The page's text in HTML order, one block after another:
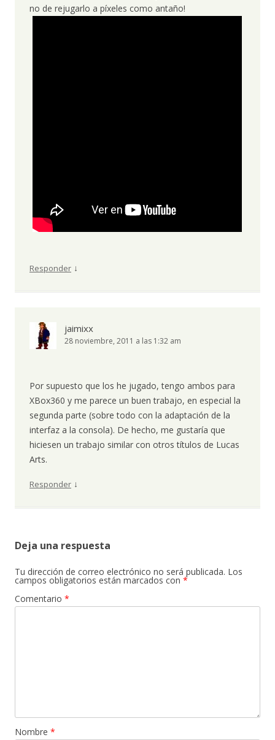
no de rejugarlo a píxeles como antaño!
Responder ↓
jaimixx
28 noviembre, 2011 a las 1:32 am
Por supuesto que los he jugado, tengo ambos para
XBox360 y me parece un buen trabajo, en especial la
segunda parte (sobre todo con la adaptación de la
interfaz a la consola). De hecho, me gustaría que
hiciesen un trabajo similar con otros títulos de Lucas
Arts.
Responder ↓
Deja una respuesta
Tu dirección de correo electrónico no será publicada. Los
campos obligatorios están marcados con *
Comentario *
Nombre *